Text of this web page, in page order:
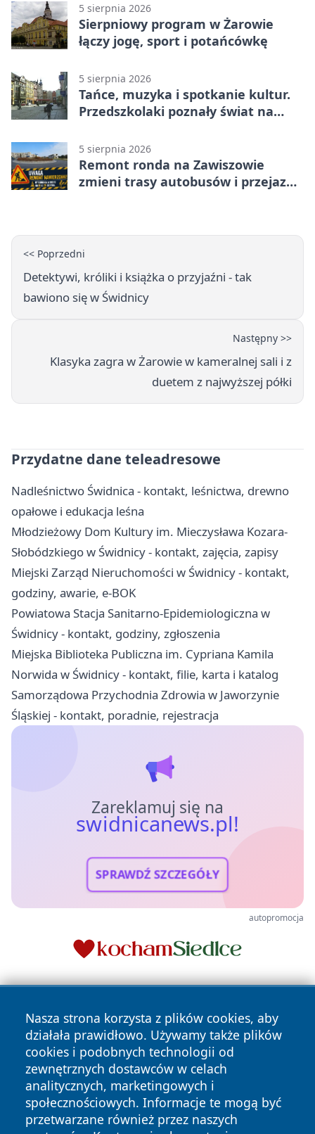
5 sierpnia 2026
Sierpniowy program w Żarowie
łączy jogę, sport i potańcówkę
5 sierpnia 2026
Tańce, muzyka i spotkanie kultur.
Przedszkolaki poznały świat na
5 sierpnia 2026
Remont ronda na Zawiszowie
zmieni trasy autobusów i przejazd
<< Poprzedni
Detektywi, króliki i książka o przyjaźni - tak
bawiono się w Świdnicy
Następny >>
Klasyka zagra w Żarowie w kameralnej sali i z
duetem z najwyższej półki
Przydatne dane teleadresowe
Nadleśnictwo Świdnica - kontakt, leśnictwa, drewno
opałowe i edukacja leśna
Młodzieżowy Dom Kultury im. Mieczysława Kozara-
Słobódzkiego w Świdnicy - kontakt, zajęcia, zapisy
Miejski Zarząd Nieruchomości w Świdnicy - kontakt,
godziny, awarie, e-BOK
Powiatowa Stacja Sanitarno-Epidemiologiczna w
Świdnicy - kontakt, godziny, zgłoszenia
Miejska Biblioteka Publiczna im. Cypriana Kamila
Norwida w Świdnicy - kontakt, filie, karta i katalog
Samorządowa Przychodnia Zdrowia w Jaworzynie
Śląskiej - kontakt, poradnie, rejestracja
Zareklamuj się na
swidnicanews.pl!
SPRAWDŹ SZCZEGÓŁY
autopromocja
Nasza strona korzysta z plików cookies, aby
działała prawidłowo. Używamy także plików
cookies i podobnych technologii od
zewnętrznych dostawców w celach
analitycznych, marketingowych i
społecznościowych. Informacje te mogą być
przetwarzane również przez naszych
Copyright © 2026 swidnicanews.pl Wszystkie prawa
zastrzeżone.